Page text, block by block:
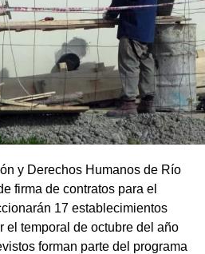
y Derechos Humanos de Río
firma de contratos para el
17 establecimientos
el temporal de octubre del año
forman parte del programa